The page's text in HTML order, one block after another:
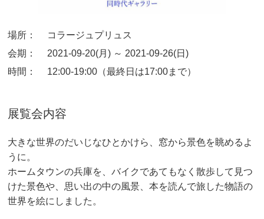
場所：
コラージュプリュス
会期：
2021-09-20(月) ～ 2021-09-26(日)
時間：
12:00-19:00（最終日は17:00まで）
展覧会内容
大きな世界のだいじなひとかけら、窓から景色を眺めるよ
うに。
ホームタウンの兵庫を、バイクであてもなく散歩して見つ
けた景色や、思い出の中の風景、本を読んで旅した物語の
世界を絵にしました。